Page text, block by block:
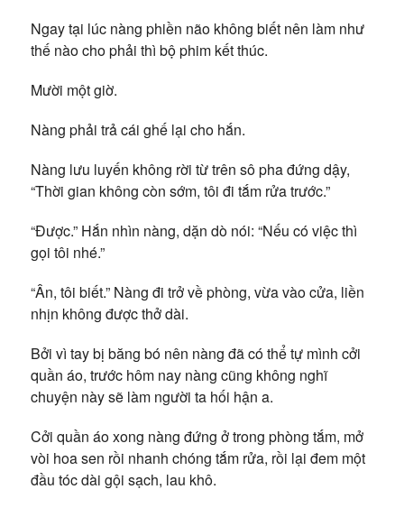
Ngay tại lúc nàng phiền não không biết nên làm như
thế nào cho phải thì bộ phim kết thúc.
Mười một giờ.
Nàng phải trả cái ghế lại cho hắn.
Nàng lưu luyến không rời từ trên sô pha đứng dậy,
“Thời gian không còn sớm, tôi đi tắm rửa trước.”
“Được.” Hắn nhìn nàng, dặn dò nói: “Nếu có việc thì
gọi tôi nhé.”
“Ân, tôi biết.” Nàng đi trở về phòng, vừa vào cửa, liền
nhịn không được thở dài.
Bởi vì tay bị băng bó nên nàng đã có thể tự mình cởi
quần áo, trước hôm nay nàng cũng không nghĩ
chuyện này sẽ làm người ta hối hận a.
Cởi quần áo xong nàng đứng ở trong phòng tắm, mở
vòi hoa sen rồi nhanh chóng tắm rửa, rồi lại đem một
đầu tóc dài gội sạch, lau khô.